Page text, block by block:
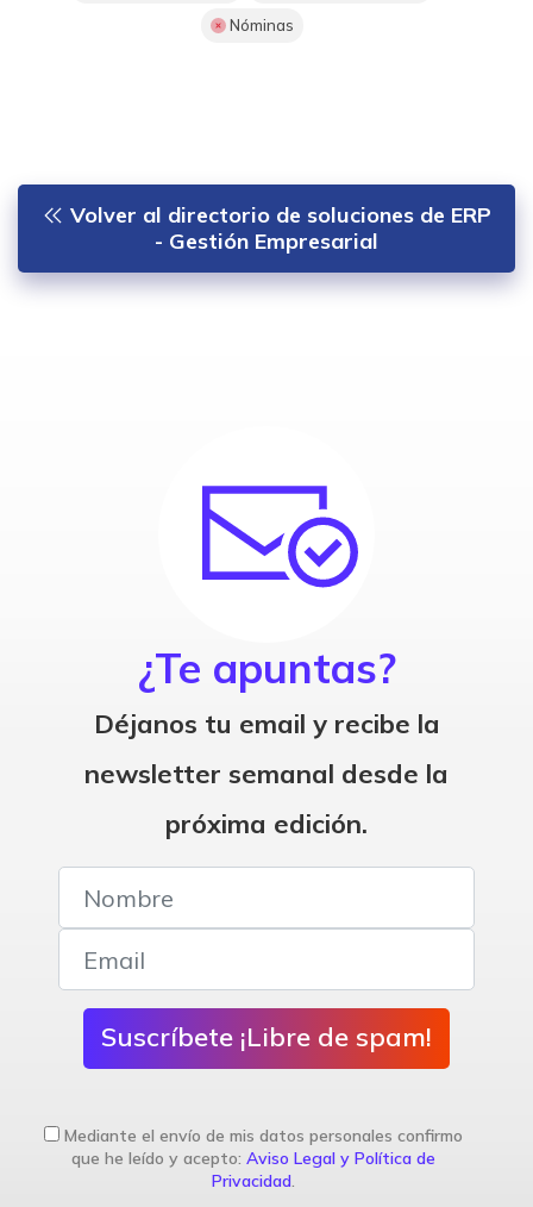
Nóminas
Volver al directorio de soluciones de ERP
- Gestión Empresarial
¿Te apuntas?
Déjanos tu email y recibe la
newsletter semanal desde la
próxima edición.
Suscríbete ¡Libre de spam!
Mediante el envío de mis datos personales confirmo
que he leído y acepto: Aviso Legal y Política de
Privacidad.